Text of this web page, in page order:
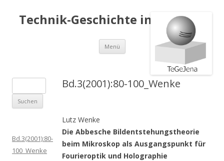
Technik-Geschichte in Jena e.V.
Menü Springe
Inhalt
Bd.3(2001):80-100_Wenke
Lutz Wenke
Die Abbesche Bildentstehungstheorie
beim Mikroskop als Ausgangspunkt für
Fourieroptik und Holographie
u
c
n
a
Bd.3(2001):80-
100_Wenke